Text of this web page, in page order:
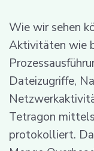
Wie wir sehen
Aktivitäten wie
Dateizugriffe,
Tetragon
protokolliert.